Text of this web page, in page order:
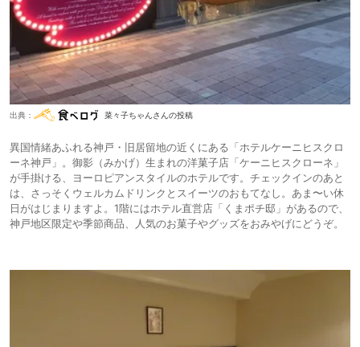
出典： 菜々子ちゃんさんの投稿
異国情緒あふれる神戸・旧居留地の近くにある「ホテルケーニヒスクロ
ーネ神戸」。御影（みかげ）生まれの洋菓子店「ケーニヒスクローネ」
が手掛ける、ヨーロピアンスタイルのホテルです。チェックインのあと
は、さっそくウェルカムドリンクとスイーツのおもてなし。あま〜い休
日がはじまりますよ。1階にはホテル直営店「くまポチ邸」があるので、
神戸地区限定や季節商品、人気のお菓子やグッズをおみやげにどうぞ。